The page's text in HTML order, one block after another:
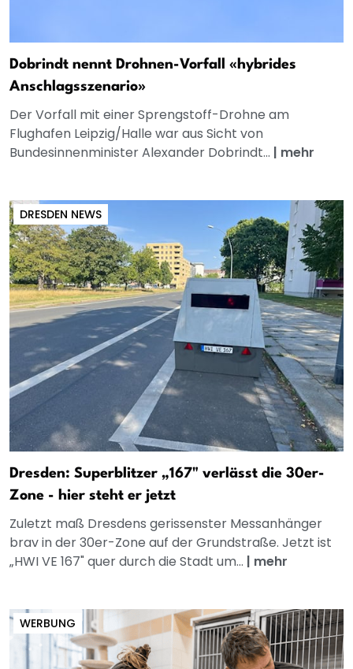
Dobrindt nennt Drohnen-Vorfall «hybrides
Anschlagsszenario»
Der Vorfall mit einer Sprengstoff-Drohne am
Flughafen Leipzig/Halle war aus Sicht von
Bundesinnenminister Alexander Dobrindt... | mehr
DRESDEN NEWS
Dresden: Superblitzer „167" verlässt die 30er-
Zone - hier steht er jetzt
Zuletzt maß Dresdens gerissenster Messanhänger
brav in der 30er-Zone auf der Grundstraße. Jetzt ist
„HWI VE 167" quer durch die Stadt um... | mehr
WERBUNG